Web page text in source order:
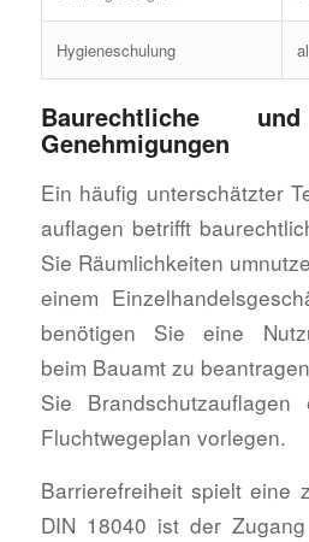
Hygieneschulung
Baurechtliche
Genehmigungen
Ein häufig unterschätzter
auflagen betrifft
Sie Räumlichkeiten
einem
benötigen Sie eine
beim Bauamt zu
Sie
Fluchtwegeplan vorlegen.
Barrierefreiheit spielt eine
DIN 18040 ist der